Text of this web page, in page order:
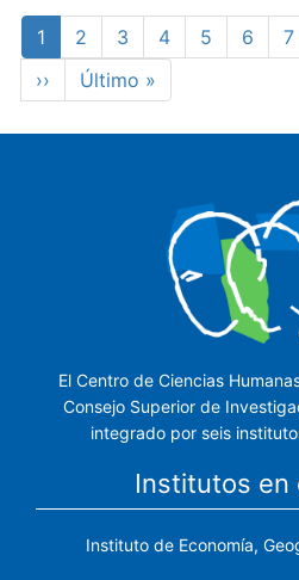
Paginación
Página
actual
1 Page
2 Page
3 Page
4 Page
5 Page
6 7
Siguiente
página
››
Última
página
Último »
El Centro de Ciencias
Consejo Superior de
integrado por seis
Institutos en
Instituto de Economía,